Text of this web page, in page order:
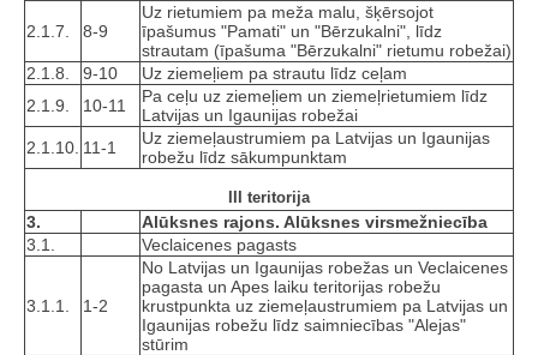
2.1.7. 8-9
Uz rietumiem pa meža malu, šķērsojot
īpašumus "Pamati" un "Bērzukalni", līdz
strautam (īpašuma "Bērzukalni" rietumu robežai)
2.1.8.
9-10
Uz ziemeļiem pa strautu līdz ceļam
2.1.9.
10-11
Pa ceļu uz ziemeļiem un ziemeļrietumiem līdz
Latvijas un Igaunijas robežai
2.1.10. 11-1
Uz ziemeļaustrumiem pa Latvijas un Igaunijas
robežu līdz sākumpunktam
III teritorija
3.
Alūksnes rajons. Alūksnes virsmežniecība
3.1.
Veclaicenes pagasts
3.1.1. 1-2
No Latvijas un Igaunijas robežas un Veclaicenes
pagasta un Apes laiku teritorijas robežu
krustpunkta uz ziemeļaustrumiem pa Latvijas un
Igaunijas robežu līdz saimniecības "Alejas"
stūrim